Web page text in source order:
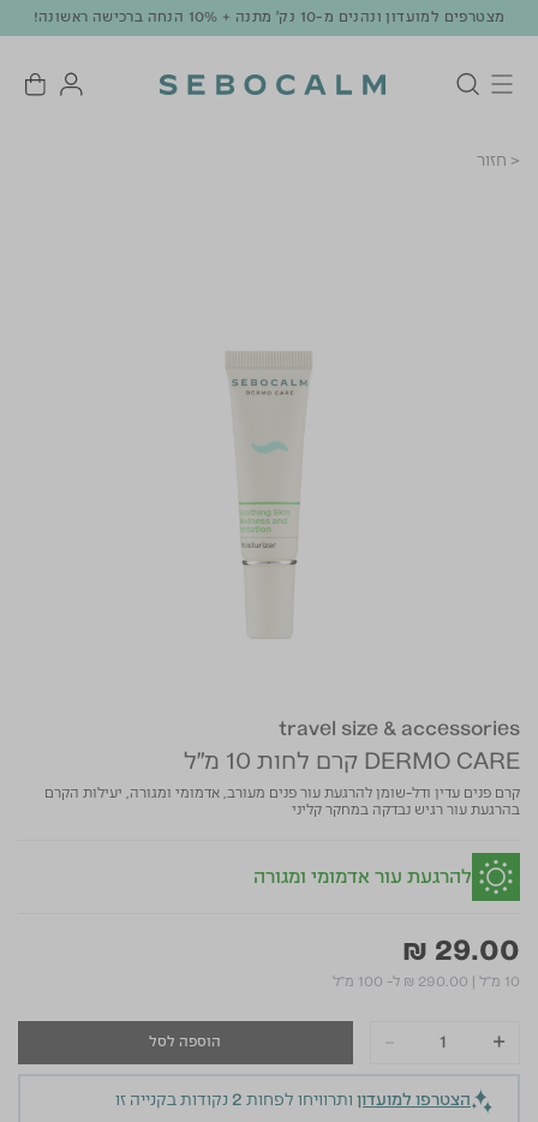
מצטרפים למועדון ונהנים מ-10 נק' מתנה + 10% הנחה ברכישה ראשונה!
< חזור
travel size & accessories
DERMO CARE קרם לחות 10 מ"ל
קרם פנים עדין ודל-שומן להרגעת עור פנים מעורב, אדמומי ומגורה, יעילות הקרם
בהרגעת עור רגיש נבדקה במחקר קליני
להרגעת עור אדמומי ומגורה
₪ 29.00
10 מ"ל ₪ 290.00 ל- 100 מ"ל
+
- הוספה לסל
הצטרפו למועדון ותרוויחו לפחות 2 נקודות בקנייה זו